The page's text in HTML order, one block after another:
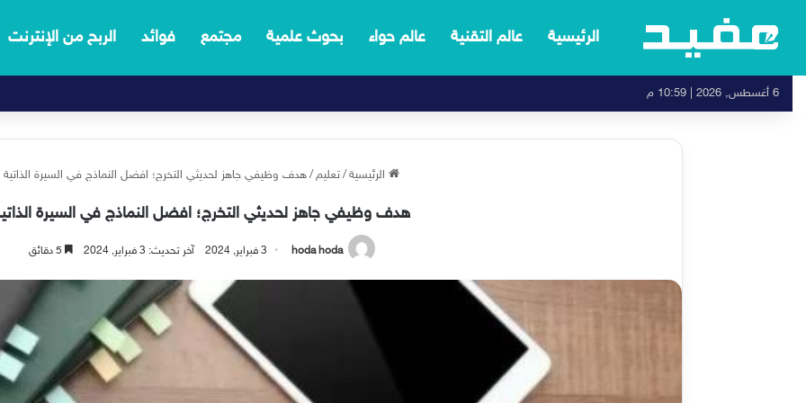
الرئيسية عالم التقنية عالم حواء بحوث علمية مجتمع فوائد الربح من الإنترنت
6 أغسطس, 2026 | 10:59 م
الرئيسية/تعليم/هدف وظيفي جاهز لحديثي التخرج؛ افضل النماذج في السيرة الذاتية
هدف وظيفي جاهز لحديثي التخرج؛ افضل النماذج في السيرة
hoda hoda 3 فبراير, 2024 آخر تحديث: 3 فبراير, 2024